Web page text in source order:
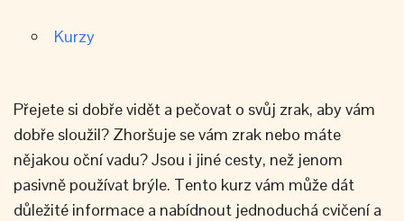
Kurzy
Přejete si dobře vidět a pečovat o svůj zrak, aby vám
dobře sloužil? Zhoršuje se vám zrak nebo máte
nějakou oční vadu? Jsou i jiné cesty, než jenom
pasivně používat brýle. Tento kurz vám může dát
důležité informace a nabídnout jednoduchá cvičení a